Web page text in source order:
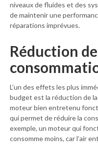
niveaux de fluides et des
de maintenir une
réparations imprévues.
Réduction
L’un des effets les plus
budget est la réduction de
moteur bien entretenu
qui permet de réduire la
exemple, un moteur qui
consomme moins, car l’air